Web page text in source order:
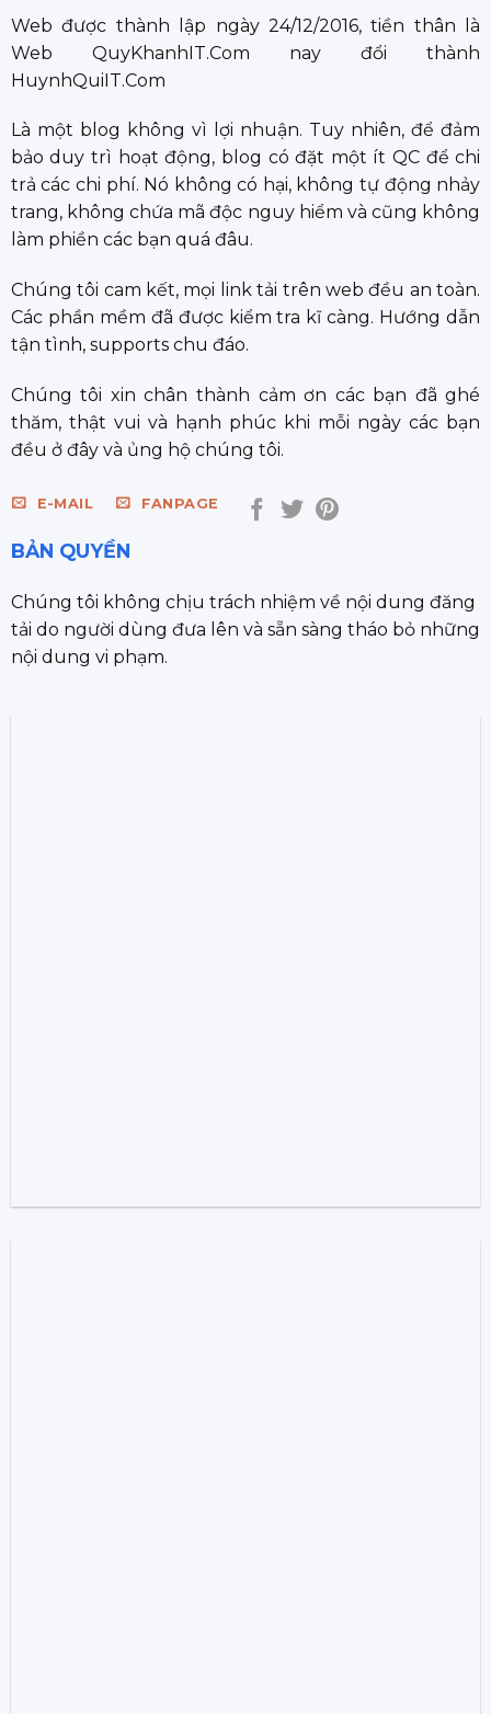
Web được thành lập ngày 24/12/2016, tiền thân là
Web QuyKhanhIT.Com nay đổi thành
HuynhQuiIT.Com
Là một blog không vì lợi nhuận. Tuy nhiên, để đảm
bảo duy trì hoạt động, blog có đặt một ít QC để chi
trả các chi phí. Nó không có hại, không tự động nhảy
trang, không chứa mã độc nguy hiểm và cũng không
làm phiền các bạn quá đâu.
Chúng tôi cam kết, mọi link tải trên web đều an toàn.
Các phần mềm đã được kiểm tra kĩ càng. Hướng dẫn
tận tình, supports chu đáo.
Chúng tôi xin chân thành cảm ơn các bạn đã ghé
thăm, thật vui và hạnh phúc khi mỗi ngày các bạn
đều ở đây và ủng hộ chúng tôi.
E-MAIL FANPAGE
BẢN QUYỀN
Chúng tôi không chịu trách nhiệm về nội dung đăng
tải do người dùng đưa lên và sẵn sàng tháo bỏ những
nội dung vi phạm.